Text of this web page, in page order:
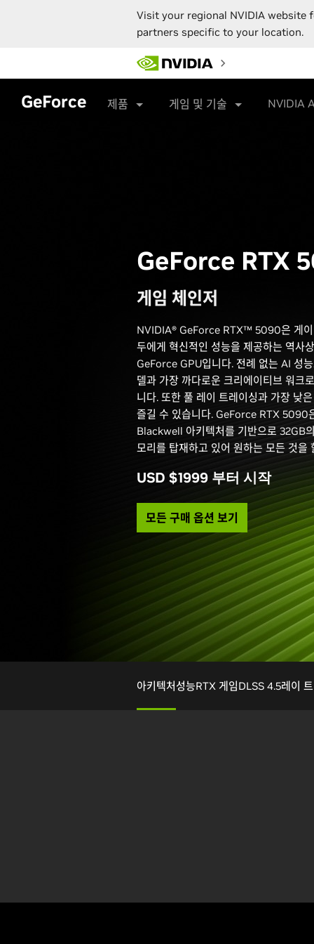
Visit your regional NVIDIA website
partners specific to your location.
main
content
GeForce 제품 게임 및 기술 NVIDIA
GeForce RTX
게임 체인저
NVIDIA® GeForce RTX™ 5090은 게이
두에게 혁신적인 성능을 제공하는 역사
GeForce GPU입니다. 전례 없는 AI 성
델과 가장 까다로운 크리에이티브 워크
니다. 또한 풀 레이 트레이싱과 가장 낮
즐길 수 있습니다. GeForce RTX 5090
Blackwell 아키텍처를 기반으로 32GB
모리를 탑재하고 있어 원하는 모든 것을
USD $1999 부터 시작
모든 구매 옵션 보기
아키텍처성능RTX 게임DLSS 4.5레이